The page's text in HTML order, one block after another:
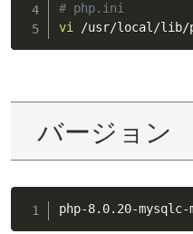
# php.ini
vi
/usr/local/lib/
バージョン
php-8.0.20-mysqlc-